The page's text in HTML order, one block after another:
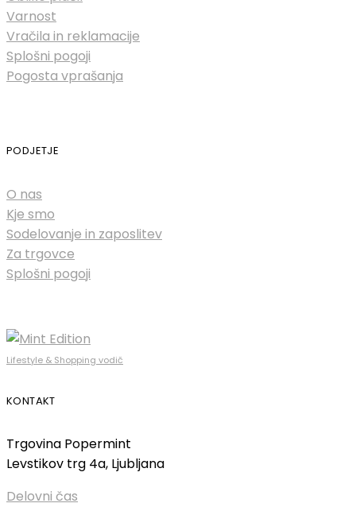
Varnost
Vračila in reklamacije
Splošni pogoji
Pogosta vprašanja
PODJETJE
O nas
Kje smo
Sodelovanje in zaposlitev
Za trgovce
Splošni pogoji
Lifestyle & Shopping vodič
KONTAKT
Trgovina Popermint
Levstikov trg 4a, Ljubljana
Delovni čas